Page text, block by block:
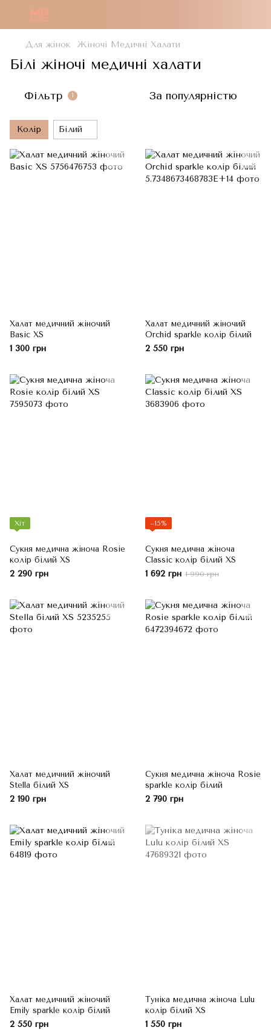
Для жінок Жіночі Медичні Халати
Білі жіночі медичні халати
Фільтр 1 За популярністю
Колір Білий
Халат медичний жіночий
Basic XS
1 300 грн
Халат медичний жіночий
Orchid sparkle колір білий
2 550 грн
Хіт
Сукня медична жіноча Rosie
колір білий XS
2 290 грн
−15%
Сукня медична жіноча
Classic колір білий XS
1 692 грн 1 990 грн
Халат медичний жіночий
Stella білий XS
2 190 грн
Сукня медична жіноча Rosie
sparkle колір білий
2 790 грн
Халат медичний жіночий
Emily sparkle колір білий
2 550 грн
Туніка медична жіноча Lulu
колір білий XS
1 550 грн